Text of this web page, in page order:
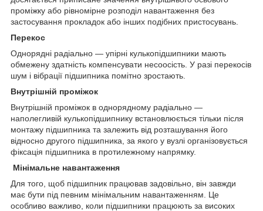
проміжку або рівномірне розподіл навантаження без
застосування прокладок або інших подібних пристосувань.
Перекос
Однорядні радіально — упірні кулькопідшипники мають
обмежену здатність компенсувати несоосість. У разі перекосів
шум і вібрації підшипника помітно зростають.
Внутрішній проміжок
Внутрішній проміжок в однорядному радіально —
наполегливій кулькопідшипнику встановлюється тільки після
монтажу підшипника та залежить від розташування його
відносно другого підшипника, за якого у вузлі організовується
фіксація підшипника в протилежному напрямку.
Мінімальне навантаження
Для того, щоб підшипник працював задовільно, він завжди
має бути під певним мінімальним навантаженням. Це
особливо важливо, коли підшипники працюють за високих